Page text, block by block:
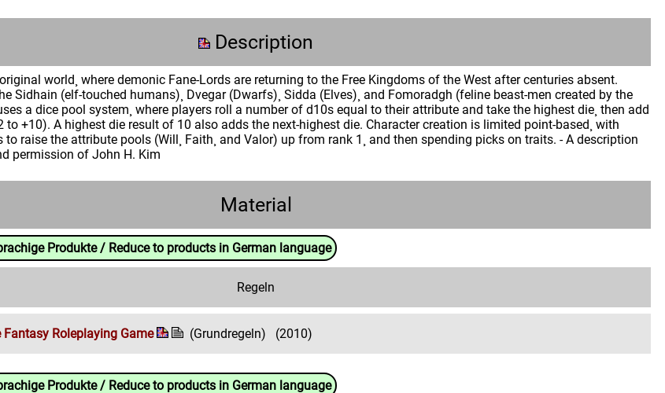
Description
world¸ where demonic Fane-Lords are returning to the Free Kingdoms of the West after centuries absent.
Sidhain (elf-touched humans)¸ Dvegar (Dwarfs)¸ Sidda (Elves)¸ and Fomoradgh (feline beast-men created by the
a dice pool system¸ where players roll a number of d10s equal to their attribute and take the highest die¸ then add
to +10). A highest die result of 10 also adds the next-highest die. Character creation is limited point-based¸ with
raise the attribute pools (Will¸ Faith¸ and Valor) up from rank 1¸ and then spending picks on traits. - A description
permission of John H. Kim
Material
Produkte / Reduce to products in German language
Regeln
Fantasy Roleplaying Game (Grundregeln) (2010)
Produkte / Reduce to products in German language